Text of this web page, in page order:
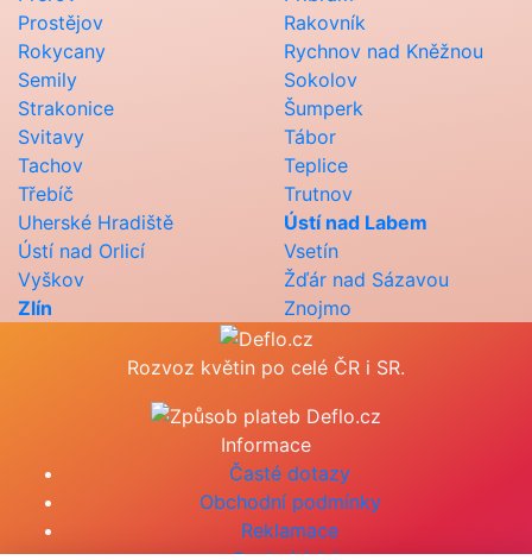
Prostějov
Rakovník
Rokycany
Rychnov nad Kněžnou
Semily
Sokolov
Strakonice
Šumperk
Svitavy
Tábor
Tachov
Teplice
Třebíč
Trutnov
Uherské Hradiště
Ústí nad Labem
Ústí nad Orlicí
Vsetín
Vyškov
Žďár nad Sázavou
Zlín
Znojmo
Rozvoz květin po celé ČR i SR.
Informace
Časté dotazy
Obchodní podmínky
Reklamace